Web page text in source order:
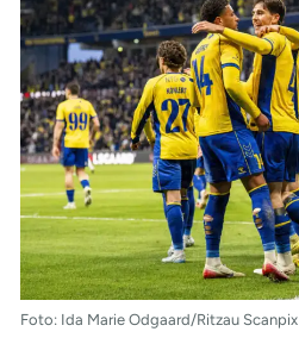
Foto: Ida Marie Odgaard/Ritzau Scanpix